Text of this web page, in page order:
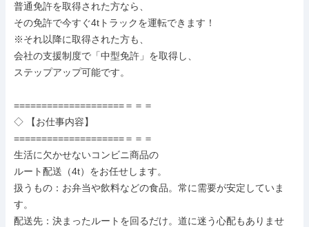
普通免許を取得された方なら、
その免許で今すぐ4tトラックを運転できます！
※それ以降に取得された方も、
会社の支援制度で「中型免許」を取得し、
ステップアップ可能です。
====================＝＝＝
◇ 【お仕事内容】
====================＝＝＝
生活に欠かせないコンビニ商品の
ルート配送（4t）をお任せします。
扱うもの：お弁当や飲料などの食品。常に需要が安定していま
す。
配送先：決まったルートを回るだけ。道に迷う心配もありませ